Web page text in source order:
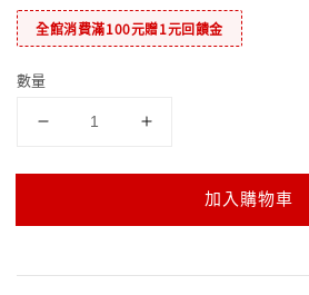
全館消費滿100元贈1元回饋金
數量
加入購物車